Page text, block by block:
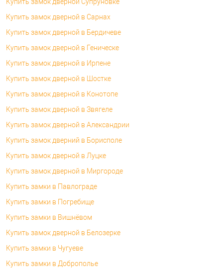
Купить замок дверной в Сарнах
Купить замок дверной в Бердичеве
Купить замок дверной в Геническе
Купить замок дверной в Ирпене
Купить замок дверной в Шостке
Купить замок дверной в Конотопе
Купить замок дверной в Звягеле
Купить замок дверной в Александрии
Купить замок дверний в Борисполе
Купить замок дверной в Луцке
Купить замок дверной в Миргороде
Купить замки в Павлограде
Купить замки в Погребище
Купить замки в Вишнёвом
Купить замок дверной в Белозерке
Купить замки в Чугуеве
Купить замки в Доброполье